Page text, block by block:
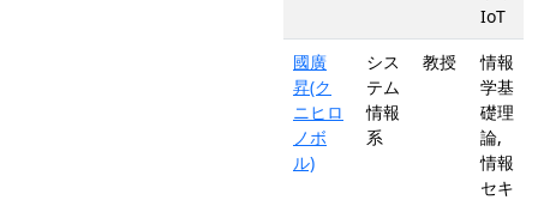
IoT
國廣
昇(ク
ニヒロ
ノボ
ル)
シス
テム
情報
系
教授
情報
学基
礎理
論,
情報
セキ